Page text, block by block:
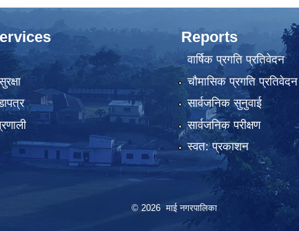
Reports
वार्षिक प्रगति प्रतिवेदन
चौमासिक प्रगति प्रतिवेदन
सार्वजनिक सुनुवाई
सार्वजनिक परीक्षण
स्वत: प्रकाशन
© 2026 माई नगरपालिका